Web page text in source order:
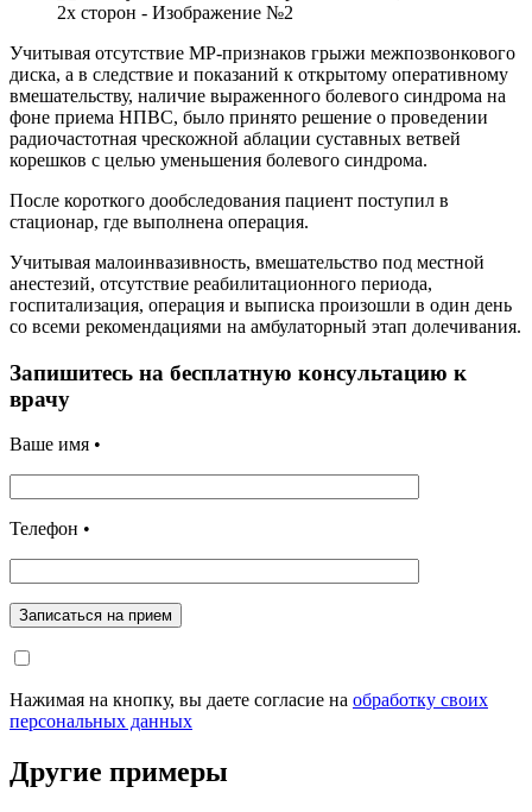
Учитывая отсутствие МР-признаков грыжи межпозвонкового
диска, а в следствие и показаний к открытому оперативному
вмешательству, наличие выраженного болевого синдрома на
фоне приема НПВС, было принято решение о проведении
радиочастотная чрескожной аблации суставных ветвей
корешков с целью уменьшения болевого синдрома.
После короткого дообследования пациент поступил в
стационар, где выполнена операция.
Учитывая малоинвазивность, вмешательство под местной
анестезий, отсутствие реабилитационного периода,
госпитализация, операция и выписка произошли в один день
со всеми рекомендациями на амбулаторный этап долечивания.
Запишитесь на бесплатную консультацию к
врачу
Ваше имя •
Телефон •
Записаться на прием
Нажимая на кнопку, вы даете согласие на обработку своих
персональных данных
Другие примеры